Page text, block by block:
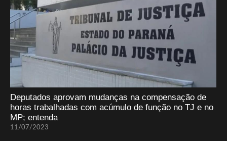
Deputados aprovam mudanças na compensação de
horas trabalhadas com acúmulo de função no TJ e no
MP; entenda
11/07/2023